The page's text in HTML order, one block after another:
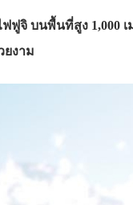
ฟูจิ บนพื้นที่สูง 1,000
ยงาม